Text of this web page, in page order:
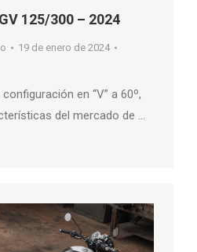
125/300 – 2024
19 de enero de 2024
en “V” a 60º,
del mercado de …